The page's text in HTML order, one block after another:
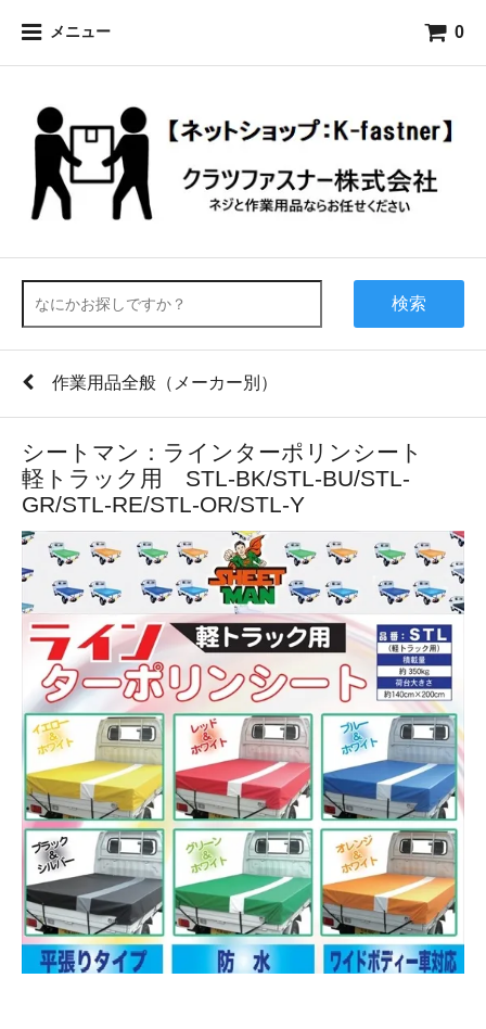
メニュー 0
検索
作業用品全般（メーカー別）
シートマン：ラインターポリンシート
軽トラック用 STL-BK/STL-BU/STL-
GR/STL-RE/STL-OR/STL-Y